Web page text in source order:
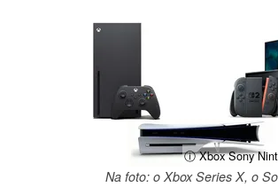
ⓘ Xbox Sony
Na foto: o Xbox Series X, o